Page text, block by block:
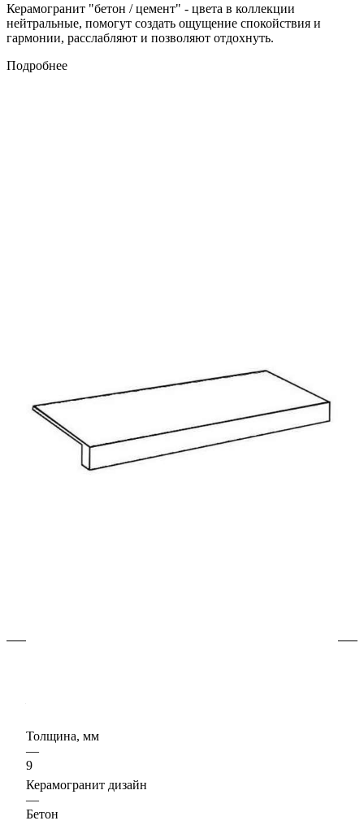
Керамогранит "бетон / цемент" - цвета в коллекции
нейтральные, помогут создать ощущение спокойствия и
гармонии, расслабляют и позволяют отдохнуть.
Подробнее
Толщина, мм
—
9
Керамогранит дизайн
—
Бетон